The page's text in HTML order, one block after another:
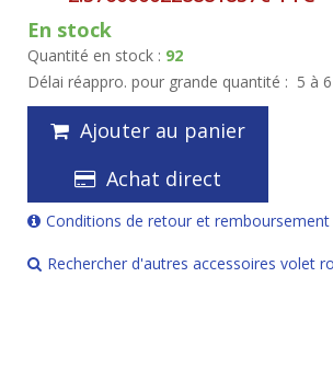
En stock
Quantité en stock : 92
Délai réappro. pour grande quantité : 5 à
Ajouter au panier
Achat direct
Conditions de retour et remboursement
Rechercher d'autres accessoires volet